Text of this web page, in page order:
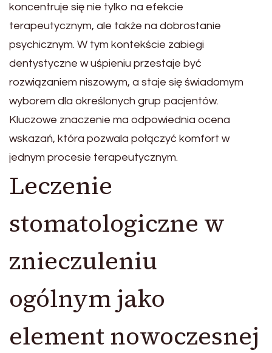
koncentruje się nie tylko na efekcie
terapeutycznym, ale także na dobrostanie
psychicznym. W tym kontekście zabiegi
dentystyczne w uśpieniu przestaje być
rozwiązaniem niszowym, a staje się świadomym
wyborem dla określonych grup pacjentów.
Kluczowe znaczenie ma odpowiednia ocena
wskazań, która pozwala połączyć komfort w
jednym procesie terapeutycznym.
Leczenie
stomatologiczne w
znieczuleniu
ogólnym jako
element nowoczesnej